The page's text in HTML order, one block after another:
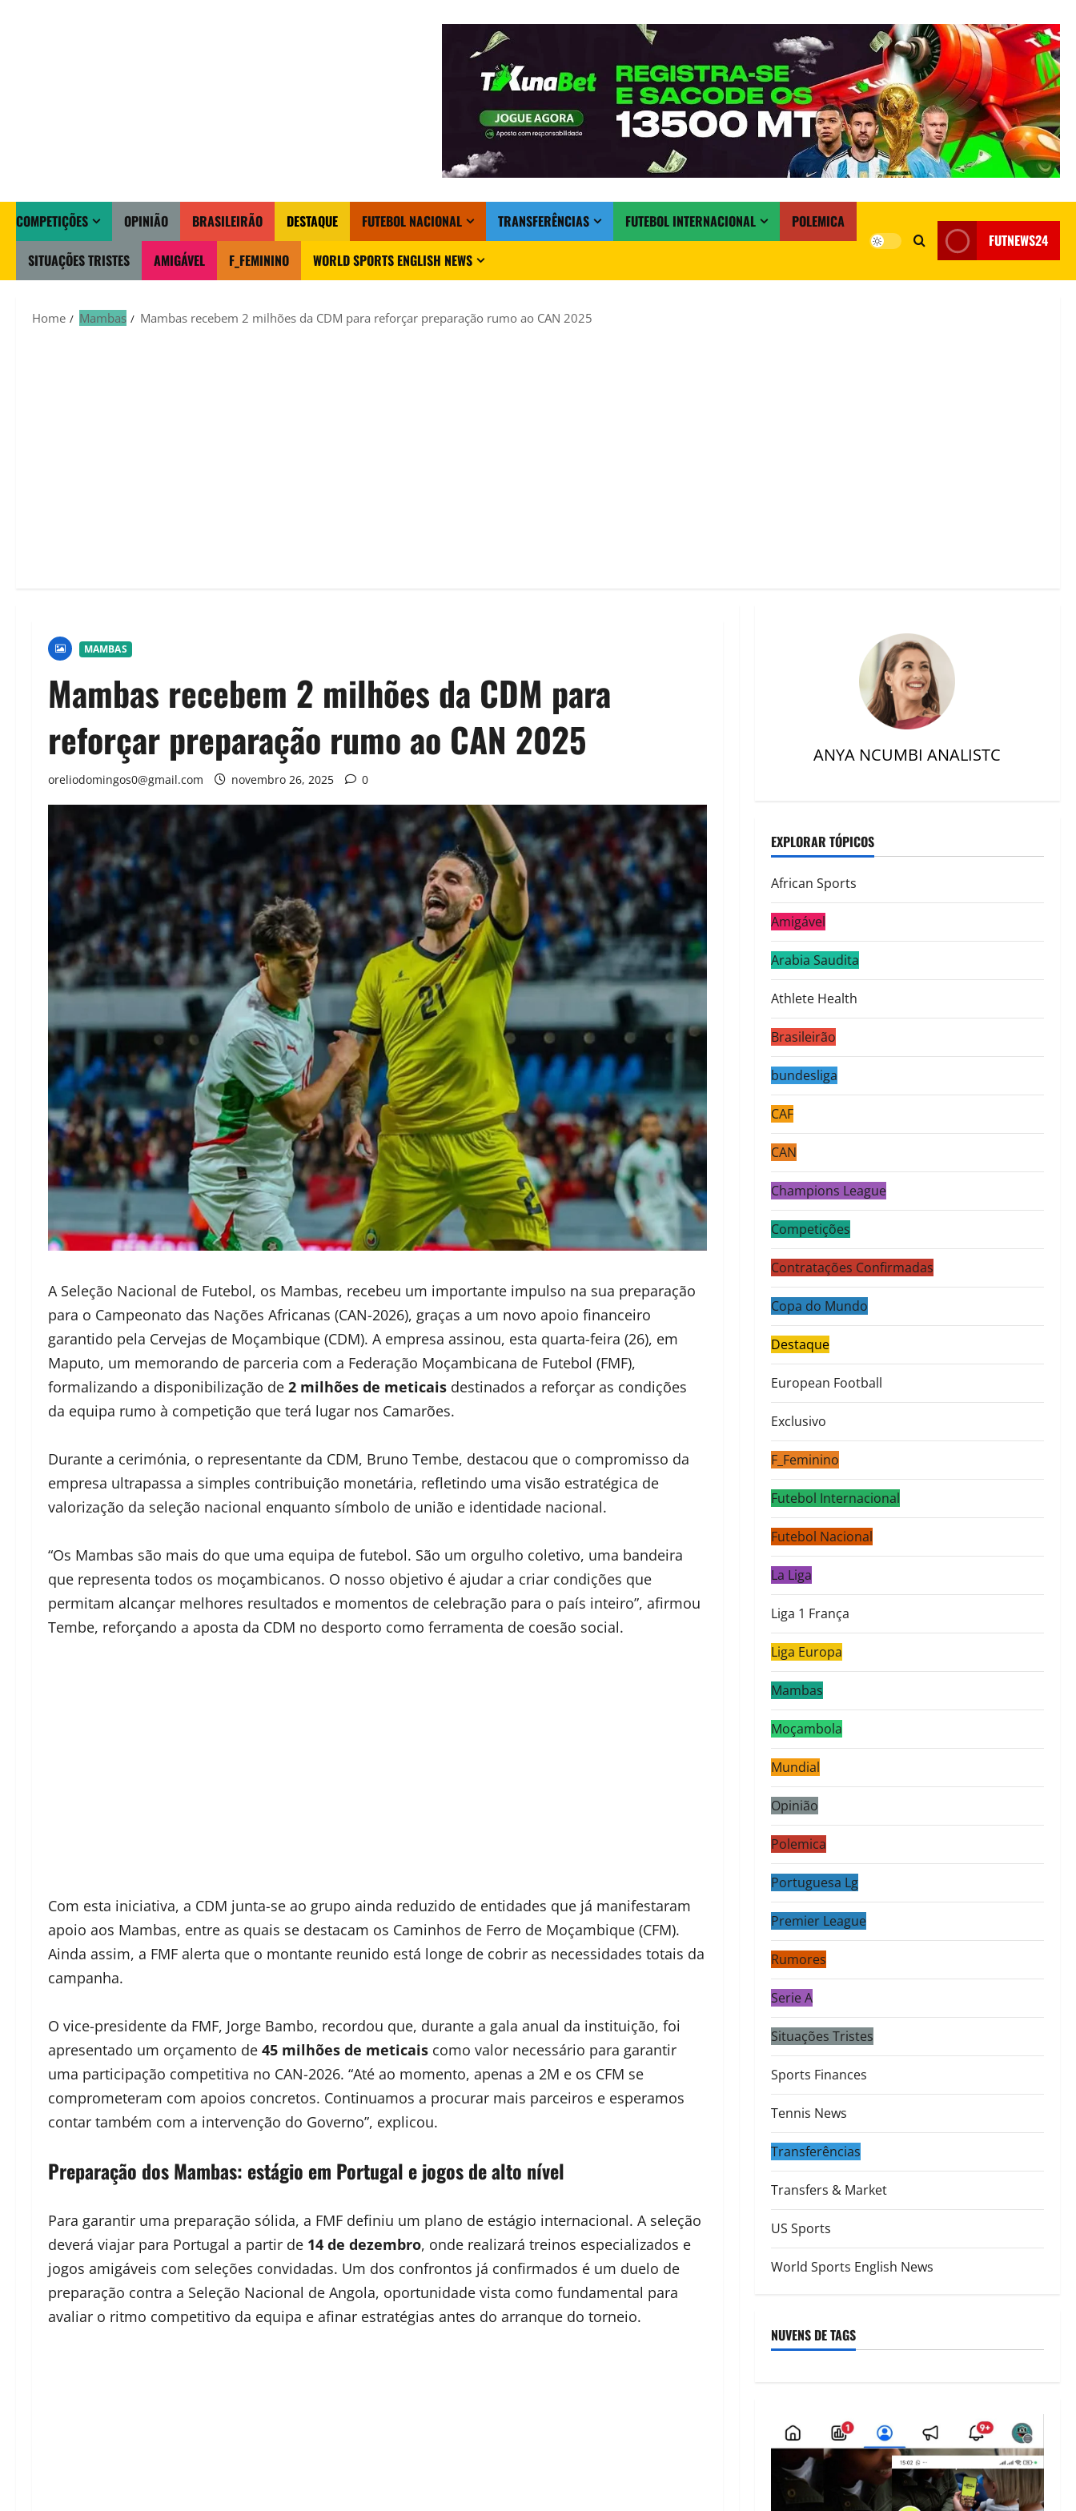
COMPETIÇÕES OPINIÃO BRASILEIRÃO DESTAQUE FUTEBOL NACIONAL TRANSFERÊNCIAS FUTEBOL INTERNACIONAL POLEMICA
SITUAÇÕES TRISTES AMIGÁVEL F_FEMININO WORLD SPORTS ENGLISH NEWS
FUTNEWS24
Home Mambas Mambas recebem 2 milhões da CDM para reforçar preparação rumo ao CAN 2025
MAMBAS
Mambas recebem 2 milhões da CDM para
reforçar preparação rumo ao CAN 2025
oreliodomingos0@gmail.com novembro 26, 2025 0
A Seleção Nacional de Futebol, os Mambas, recebeu um importante impulso na sua preparação
para o Campeonato das Nações Africanas (CAN-2026), graças a um novo apoio financeiro
garantido pela Cervejas de Moçambique (CDM). A empresa assinou, esta quarta-feira (26), em
Maputo, um memorando de parceria com a Federação Moçambicana de Futebol (FMF),
formalizando a disponibilização de 2 milhões de meticais destinados a reforçar as condições
da equipa rumo à competição que terá lugar nos Camarões.
Durante a cerimónia, o representante da CDM, Bruno Tembe, destacou que o compromisso da
empresa ultrapassa a simples contribuição monetária, refletindo uma visão estratégica de
valorização da seleção nacional enquanto símbolo de união e identidade nacional.
“Os Mambas são mais do que uma equipa de futebol. São um orgulho coletivo, uma bandeira
que representa todos os moçambicanos. O nosso objetivo é ajudar a criar condições que
permitam alcançar melhores resultados e momentos de celebração para o país inteiro”, afirmou
Tembe, reforçando a aposta da CDM no desporto como ferramenta de coesão social.
Com esta iniciativa, a CDM junta-se ao grupo ainda reduzido de entidades que já manifestaram
apoio aos Mambas, entre as quais se destacam os Caminhos de Ferro de Moçambique (CFM).
Ainda assim, a FMF alerta que o montante reunido está longe de cobrir as necessidades totais da
campanha.
O vice-presidente da FMF, Jorge Bambo, recordou que, durante a gala anual da instituição, foi
apresentado um orçamento de 45 milhões de meticais como valor necessário para garantir
uma participação competitiva no CAN-2026. “Até ao momento, apenas a 2M e os CFM se
comprometeram com apoios concretos. Continuamos a procurar mais parceiros e esperamos
contar também com a intervenção do Governo”, explicou.
Preparação dos Mambas: estágio em Portugal e jogos de alto nível
Para garantir uma preparação sólida, a FMF definiu um plano de estágio internacional. A seleção
deverá viajar para Portugal a partir de 14 de dezembro, onde realizará treinos especializados e
jogos amigáveis com seleções convidadas. Um dos confrontos já confirmados é um duelo de
preparação contra a Seleção Nacional de Angola, oportunidade vista como fundamental para
avaliar o ritmo competitivo da equipa e afinar estratégias antes do arranque do torneio.
ANYA NCUMBI ANALISTC
EXPLORAR TÓPICOS
African Sports
Amigável
Arabia Saudita
Athlete Health
Brasileirão
bundesliga
CAF
CAN
Champions League
Competições
Contratações Confirmadas
Copa do Mundo
Destaque
European Football
Exclusivo
F_Feminino
Futebol Internacional
Futebol Nacional
La Liga
Liga 1 França
Liga Europa
Mambas
Moçambola
Mundial
Opinião
Polemica
Portuguesa Lg
Premier League
Rumores
Serie A
Situações Tristes
Sports Finances
Tennis News
Transferências
Transfers & Market
US Sports
World Sports English News
NUVENS DE TAGS